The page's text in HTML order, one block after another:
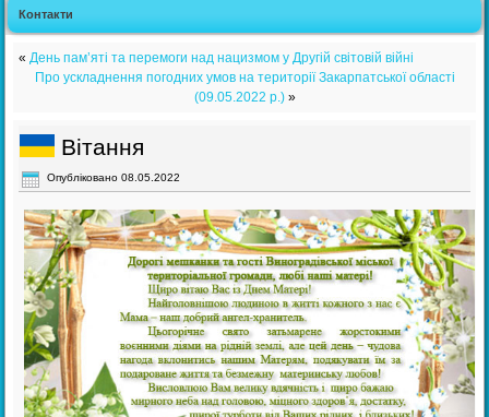
Контакти
«День пам’яті та перемоги над нацизмом у Другій світовій війні
Про ускладнення погодних умов на території Закарпатської області
(09.05.2022 р.)»
Вітання
Опубліковано 08.05.2022